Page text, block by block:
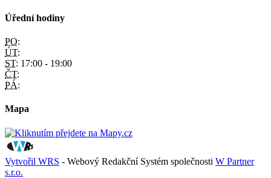
Úřední hodiny
PO:
ÚT:
ST: 17:00 - 19:00
ČT:
PÁ:
Mapa
Vytvořil WRS - Webový Redakční Systém společnosti W Partner
s.r.o.